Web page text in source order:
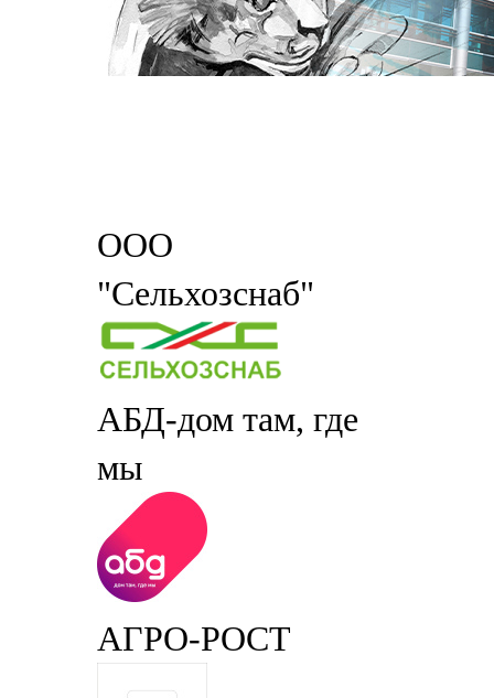
ООО
"Сельхозснаб"
АБД-дом там, где
мы
АГРО-РОСТ